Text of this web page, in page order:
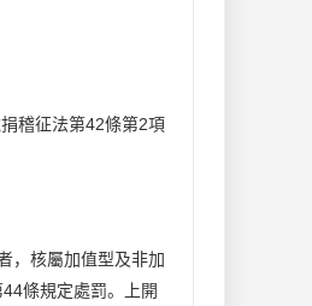
稽征法第42條第2項
，核屬加值型及非加
條規定處罰。上開